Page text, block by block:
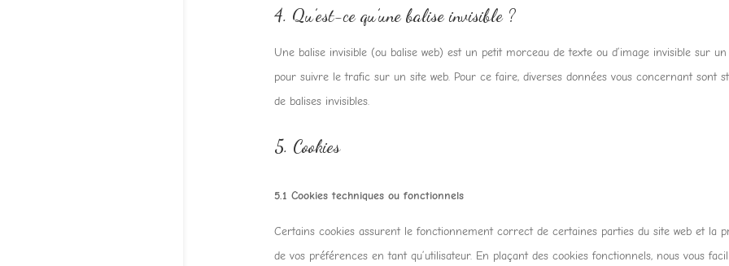
4. Qu’est-ce qu’une balise invisible ?
Une balise invisible (ou balise web) est un petit morceau de texte ou d’image invisible sur un
pour suivre le trafic sur un site web. Pour ce faire, diverses données vous concernant sont
de balises invisibles.
5. Cookies
5.1 Cookies techniques ou fonctionnels
Certains cookies assurent le fonctionnement correct de certaines parties du site web et la
de vos préférences en tant qu’utilisateur. En plaçant des cookies fonctionnels, nous vous